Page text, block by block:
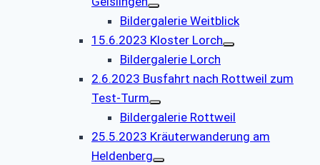
Bildergalerie Weitblick
15.6.2023 Kloster Lorch
Bildergalerie Lorch
2.6.2023 Busfahrt nach Rottweil zum
Test-Turm
Bildergalerie Rottweil
25.5.2023 Kräuterwanderung am
Heldenberg